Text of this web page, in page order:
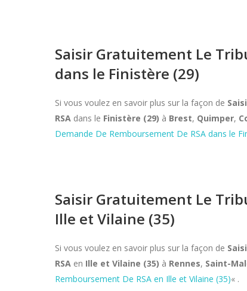
Saisir Gratuitement Le
dans le Finistère (29)
Si vous voulez en savoir plus sur la façon de
RSA dans le Finistère (29) à Brest, Quimper,
Demande De Remboursement De RSA dans le
Saisir Gratuitement Le
Ille et Vilaine (35)
Si vous voulez en savoir plus sur la façon de
RSA en Ille et Vilaine (35) à Rennes, Saint-
Remboursement De RSA en Ille et Vilaine (35)« .